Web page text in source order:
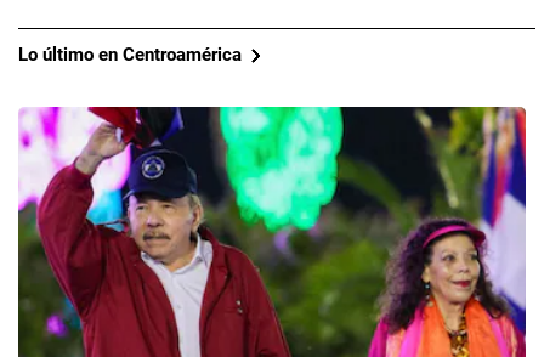
Lo último en Centroamérica